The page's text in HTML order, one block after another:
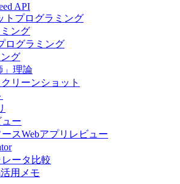
API
トプログラミング
ング
ログラミング
グ
」理論
リーンショット
ー
スWebアプリレビュー
ータ比較
用メモ